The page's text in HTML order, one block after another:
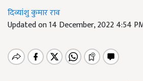
दिव्यांशु कुमार राव
Updated on 14 December, 2022 4:54